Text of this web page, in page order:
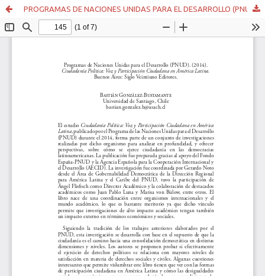
PROGRAMAS DE NACIONES UNIDAS PARA EL DESARROLLO (PNUD). (2014). CIUDADANÍA POLÍTICA: VOZ Y PARTICIPACIÓN CIUDADANA EN AMÉRICA LATINA. BUENOS AIRES: SIGLO VEINTIUNO EDITORES